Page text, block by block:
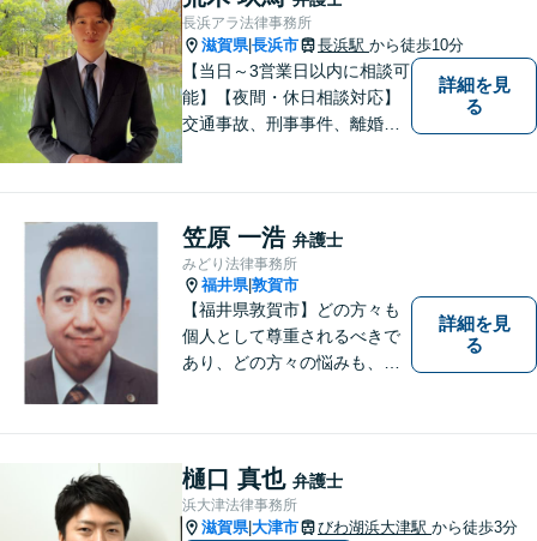
長浜アラ法律事務所
滋賀県|長浜市 長浜駅 から徒歩10分
【当日～3営業日以内に相談可
能】【夜間・休日相談対応】
交通事故、刑事事件、離婚・
詳細を見
る
笠原 一浩 弁護士
みどり法律事務所
福井県|敦賀市
【福井県敦賀市】どの方々も
個人として尊重されるべきで
あり、どの方々の悩みも、そ
す。 また、言葉の壁や専門知
識の壁も越えて、解決が図ら
れる必要があります。
詳細を見
る
樋口 真也 弁護士
浜大津法律事務所
滋賀県|大津市 びわ湖浜大津駅 から徒歩3分